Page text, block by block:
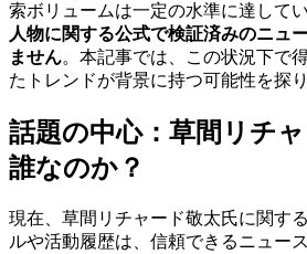
索ボリュームは一定の水準に達してい
人物に関する公式で検証済みのニュ
ません。本記事では、この状況下で
たトレンドが背景に持つ可能性を探り
話題の中心：草間リチ
誰なのか？
現在、草間リチャード敬太氏に関す
ルや活動履歴は、信頼できるニュー